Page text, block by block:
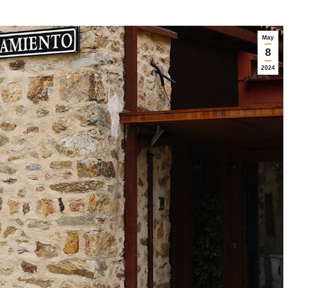
May
8
2024